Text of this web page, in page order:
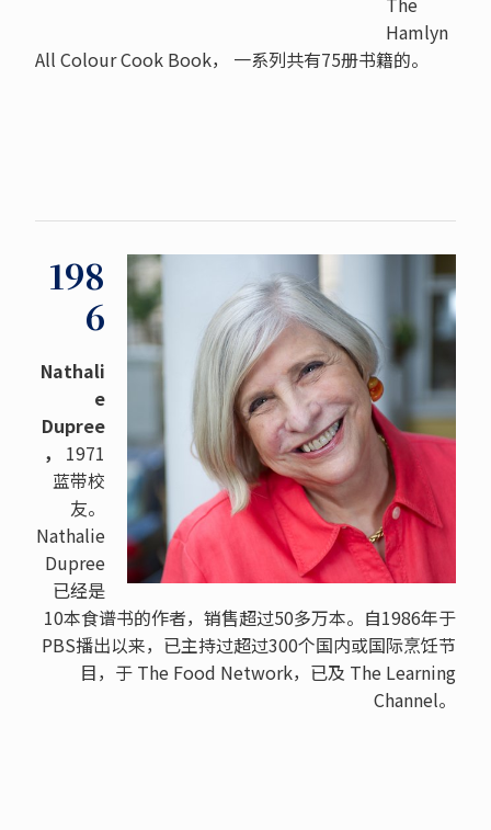
Hamlyn
All Colour Cook Book， 一系列共有75册书籍的。
198
6
Nathali
e
Dupree
，
1971
蓝带校
友。
Nathalie
Dupree
已经是
10本食谱书的作者，销售超过50多万本。自1986年于
PBS播出以来，已主持过超过300个国内或国际烹饪节
目，于 The Food Network，已及 The Learning
Channel。